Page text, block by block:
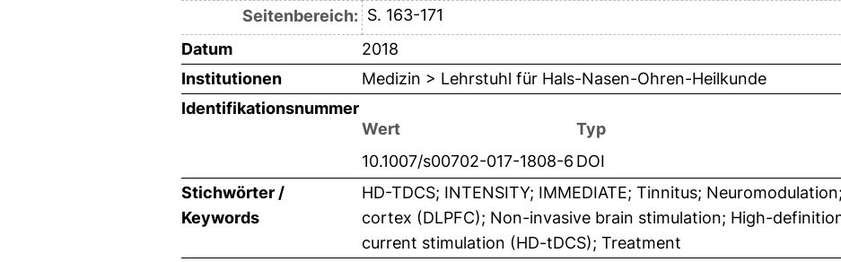
Seitenbereich: S. 163-171
Datum
2018
Institutionen
Medizin > Lehrstuhl für Hals-Nasen-Ohren-Heilkunde
Identifikationsnummer
Wert
Typ
10.1007/s00702-017-1808-6 DOI
Stichwörter /
Keywords
HD-TDCS; INTENSITY; IMMEDIATE; Tinnitus;
cortex (DLPFC); Non-invasive brain stimulation; High-
current stimulation (HD-tDCS); Treatment